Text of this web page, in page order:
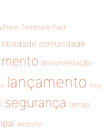
Template Pack
comunidade
documentação
lançamento Ning
segurança temas
website